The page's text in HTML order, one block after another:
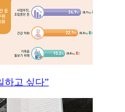
하고 싶다”